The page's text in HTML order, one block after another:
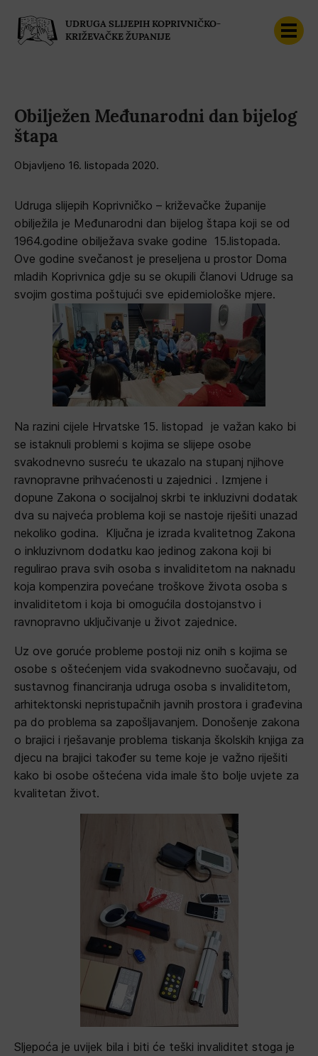
UDRUGA SLIJEPIH KOPRIVNIČKO-
KRIŽEVAČKE ŽUPANIJE
Obilježen Međunarodni dan bijelog
štapa
Objavljeno 16. listopada 2020.
Udruga slijepih Koprivničko – križevačke županije
obilježila je Međunarodni dan bijelog štapa koji se od
1964.godine obilježava svake godine 15.listopada.
Ove godine svečanost je preseljena u prostor Doma
mladih Koprivnica gdje su se okupili članovi Udruge sa
svojim gostima poštujući sve epidemiološke mjere.
Na razini cijele Hrvatske 15. listopad je važan kako bi
se istaknuli problemi s kojima se slijepe osobe
svakodnevno susreću te ukazalo na stupanj njihove
ravnopravne prihvaćenosti u zajednici . Izmjene i
dopune Zakona o socijalnoj skrbi te inkluzivni dodatak
dva su najveća problema koji se nastoje riješiti unazad
nekoliko godina. Ključna je izrada kvalitetnog Zakona
o inkluzivnom dodatku kao jedinog zakona koji bi
regulirao prava svih osoba s invaliditetom na naknadu
koja kompenzira povećane troškove života osoba s
invaliditetom i koja bi omogućila dostojanstvo i
ravnopravno uključivanje u život zajednice.
Uz ove goruće probleme postoji niz onih s kojima se
osobe s oštećenjem vida svakodnevno suočavaju, od
sustavnog financiranja udruga osoba s invaliditetom,
arhitektonski nepristupačnih javnih prostora i građevina
pa do problema sa zapošljavanjem. Donošenje zakona
o brajici i rješavanje problema tiskanja školskih knjiga za
djecu na brajici također su teme koje je važno riješiti
kako bi osobe oštećena vida imale što bolje uvjete za
kvalitetan život.
Sljepoća je uvijek bila i biti će teški invaliditet stoga je